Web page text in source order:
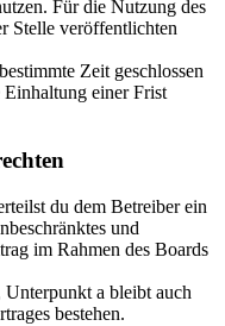
Für die Nutzung des
Stelle veröffentlichten
Zeit geschlossen
einer Frist
du dem Betreiber ein
und
im Rahmen des Boards
a bleibt auch
bestehen.